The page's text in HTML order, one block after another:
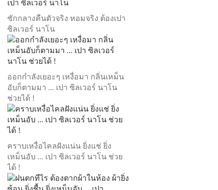
ซักกลางคืนตัวจริง หอมจริง ต้องเปา
ซิลเวอร์ นาโน
ออกกำลังเยอะๆ เหงื่อมา กลิ่นเหม็น
อับก็ตามมา ... เปา ซิลเวอร์ นาโน
ช่วยได้ !
คราบเหงื่อไคลฝังแน่น ยิ่งแช่ ยิ่ง
เหม็นอับ ... เปา ซิลเวอร์ นาโน ช่วย
ได้ !